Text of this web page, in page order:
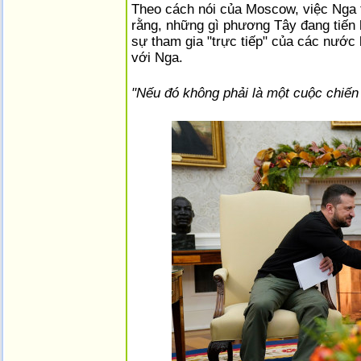
Theo cách nói của Moscow, việc
rằng, những gì phương Tây đang
sự tham gia "trực tiếp" của các nước
với Nga.
"Nếu đó không phải là một cuộc